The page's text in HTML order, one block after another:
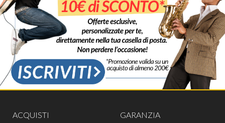
ACQUISTI GARANZIA